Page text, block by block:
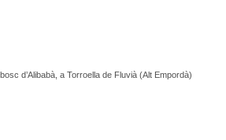
d’Alibabà, a Torroella de Fluvià (Alt Empordà)